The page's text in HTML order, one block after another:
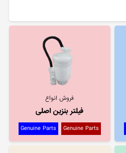
فروش انواع
فیلتر بنزین اصلی
Genuine Parts
Genuine Parts